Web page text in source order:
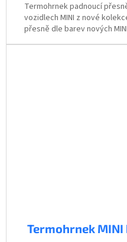
Termohrnek padnoucí
vozidlech MINI z nové
přesně dle barev nových
Termohrnek